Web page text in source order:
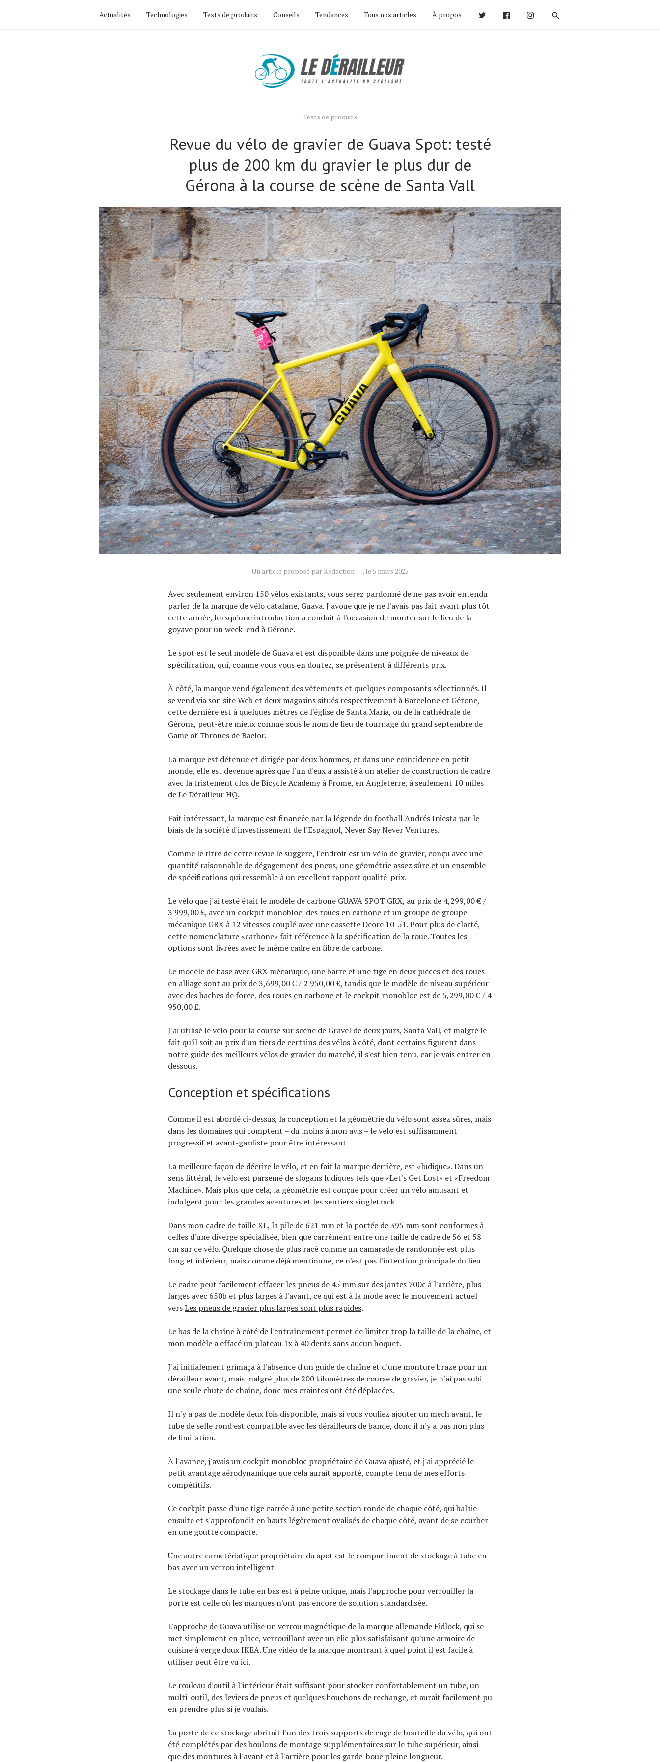
Actualités Technologies Tests de produits Conseils Tendances Tous nos articles À propos
Tests de produits
Revue du vélo de gravier de Guava Spot: testé
plus de 200 km du gravier le plus dur de
Gérona à la course de scène de Santa Vall
Un article proposé par Rédaction , le 5 mars 2025
Avec seulement environ 150 vélos existants, vous serez pardonné de ne pas avoir entendu
parler de la marque de vélo catalane, Guava. J'avoue que je ne l'avais pas fait avant plus tôt
cette année, lorsqu'une introduction a conduit à l'occasion de monter sur le lieu de la
goyave pour un week-end à Gérone.
Le spot est le seul modèle de Guava et est disponible dans une poignée de niveaux de
spécification, qui, comme vous vous en doutez, se présentent à différents prix.
À côté, la marque vend également des vêtements et quelques composants sélectionnés. Il
se vend via son site Web et deux magasins situés respectivement à Barcelone et Gérone,
cette dernière est à quelques mètres de l'église de Santa Maria, ou de la cathédrale de
Gérona, peut-être mieux connue sous le nom de lieu de tournage du grand septembre de
Game of Thrones de Baelor.
La marque est détenue et dirigée par deux hommes, et dans une coïncidence en petit
monde, elle est devenue après que l'un d'eux a assisté à un atelier de construction de cadre
avec la tristement clos de Bicycle Academy à Frome, en Angleterre, à seulement 10 miles
de Le Dérailleur HQ.
Fait intéressant, la marque est financée par la légende du football Andrés Iniesta par le
biais de la société d'investissement de l'Espagnol, Never Say Never Ventures.
Comme le titre de cette revue le suggère, l'endroit est un vélo de gravier, conçu avec une
quantité raisonnable de dégagement des pneus, une géométrie assez sûre et un ensemble
de spécifications qui ressemble à un excellent rapport qualité-prix.
Le vélo que j'ai testé était le modèle de carbone GUAVA SPOT GRX, au prix de 4,299,00 € /
3 999,00 £, avec un cockpit monobloc, des roues en carbone et un groupe de groupe
mécanique GRX à 12 vitesses couplé avec une cassette Deore 10-51. Pour plus de clarté,
cette nomenclature «carbone» fait référence à la spécification de la roue. Toutes les
options sont livrées avec le même cadre en fibre de carbone.
Le modèle de base avec GRX mécanique, une barre et une tige en deux pièces et des roues
en alliage sont au prix de 3,699,00 € / 2 950,00 £, tandis que le modèle de niveau supérieur
avec des haches de force, des roues en carbone et le cockpit monobloc est de 5,299,00 € / 4
950,00 £.
J'ai utilisé le vélo pour la course sur scène de Gravel de deux jours, Santa Vall, et malgré le
fait qu'il soit au prix d'un tiers de certains des vélos à côté, dont certains figurent dans
notre guide des meilleurs vélos de gravier du marché, il s'est bien tenu, car je vais entrer en
dessous.
Conception et spécifications
Comme il est abordé ci-dessus, la conception et la géométrie du vélo sont assez sûres, mais
dans les domaines qui comptent – du moins à mon avis – le vélo est suffisamment
progressif et avant-gardiste pour être intéressant.
La meilleure façon de décrire le vélo, et en fait la marque derrière, est «ludique». Dans un
sens littéral, le vélo est parsemé de slogans ludiques tels que «Let's Get Lost» et «Freedom
Machine». Mais plus que cela, la géométrie est conçue pour créer un vélo amusant et
indulgent pour les grandes aventures et les sentiers singletrack.
Dans mon cadre de taille XL, la pile de 621 mm et la portée de 395 mm sont conformes à
celles d'une diverge spécialisée, bien que carrément entre une taille de cadre de 56 et 58
cm sur ce vélo. Quelque chose de plus racé comme un camarade de randonnée est plus
long et inférieur, mais comme déjà mentionné, ce n'est pas l'intention principale du lieu.
Le cadre peut facilement effacer les pneus de 45 mm sur des jantes 700c à l'arrière, plus
larges avec 650b et plus larges à l'avant, ce qui est à la mode avec le mouvement actuel
versLes pneus de gravier plus larges sont plus rapides.
Le bas de la chaîne à côté de l'entraînement permet de limiter trop la taille de la chaîne, et
mon modèle a effacé un plateau 1x à 40 dents sans aucun hoquet.
J'ai initialement grimaça à l'absence d'un guide de chaîne et d'une monture braze pour un
dérailleur avant, mais malgré plus de 200 kilomètres de course de gravier, je n'ai pas subi
une seule chute de chaîne, donc mes craintes ont été déplacées.
Il n'y a pas de modèle deux fois disponible, mais si vous vouliez ajouter un mech avant, le
tube de selle rond est compatible avec les dérailleurs de bande, donc il n'y a pas non plus
de limitation.
À l'avance, j'avais un cockpit monobloc propriétaire de Guava ajusté, et j'ai apprécié le
petit avantage aérodynamique que cela aurait apporté, compte tenu de mes efforts
compétitifs.
Ce cockpit passe d'une tige carrée à une petite section ronde de chaque côté, qui balaie
ensuite et s'approfondit en hauts légèrement ovalisés de chaque côté, avant de se courber
en une goutte compacte.
Une autre caractéristique propriétaire du spot est le compartiment de stockage à tube en
bas avec un verrou intelligent.
Le stockage dans le tube en bas est à peine unique, mais l'approche pour verrouiller la
porte est celle où les marques n'ont pas encore de solution standardisée.
L'approche de Guava utilise un verrou magnétique de la marque allemande Fidlock, qui se
met simplement en place, verrouillant avec un clic plus satisfaisant qu'une armoire de
cuisine à verge doux IKEA. Une vidéo de la marque montrant à quel point il est facile à
utiliser peut être vu ici.
Le rouleau d'outil à l'intérieur était suffisant pour stocker confortablement un tube, un
multi-outil, des leviers de pneus et quelques bouchons de rechange, et aurait facilement pu
en prendre plus si je voulais.
La porte de ce stockage abritait l'un des trois supports de cage de bouteille du vélo, qui ont
été complétés par des boulons de montage supplémentaires sur le tube supérieur, ainsi
que des montures à l'avant et à l'arrière pour les garde-boue pleine longueur.